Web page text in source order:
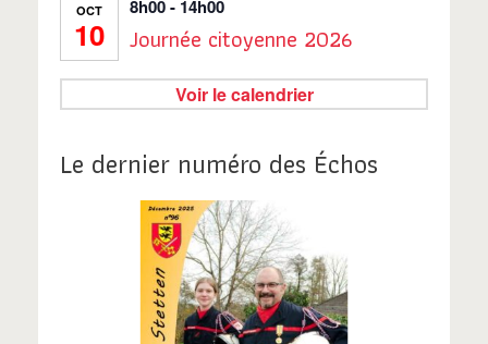
OCT
10
8h00- 14h00
Journée citoyenne 2026
Voir le calendrier
Le dernier numéro des Échos